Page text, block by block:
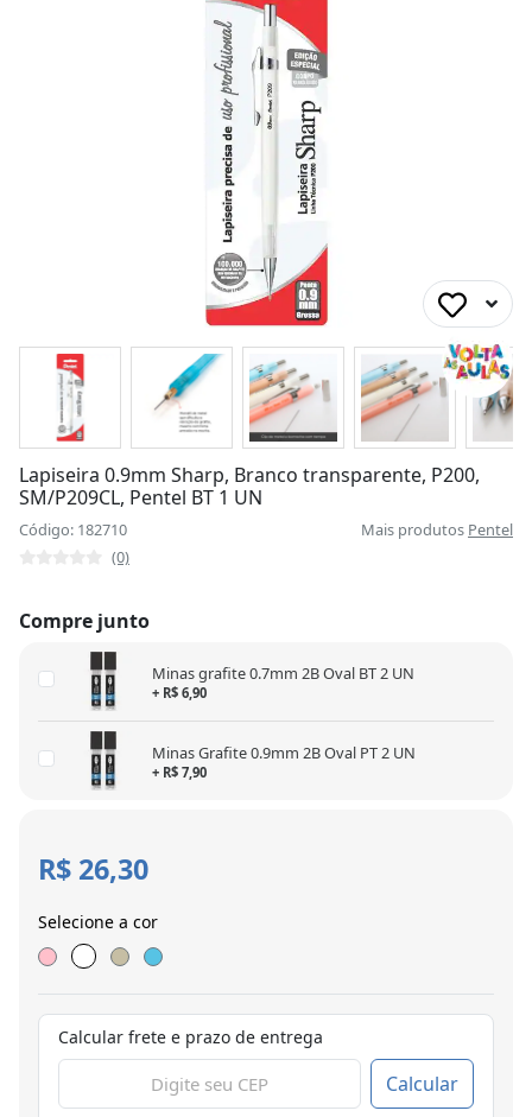
Lapiseira 0.9mm Sharp, Branco transparente, P200,
SM/P209CL, Pentel BT 1 UN
Código: 182710 Mais produtos Pentel
(0)
Compre junto
Minas grafite 0.7mm 2B Oval BT 2 UN
+ R$ 6,90
Minas Grafite 0.9mm 2B Oval PT 2 UN
+ R$ 7,90
R$ 26,30
Selecione a cor
Calcular frete e prazo de entrega
Calcular